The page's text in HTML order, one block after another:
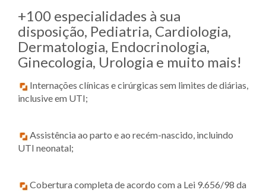
+100 especialidades à sua
disposição, Pediatria, Cardiologia,
Dermatologia, Endocrinologia,
Ginecologia, Urologia e muito mais!
Internações clínicas e cirúrgicas sem limites de diárias,
inclusive em UTI;
Assistência ao parto e ao recém-nascido, incluindo
UTI neonatal;
Cobertura completa de acordo com a Lei 9.656/98 da